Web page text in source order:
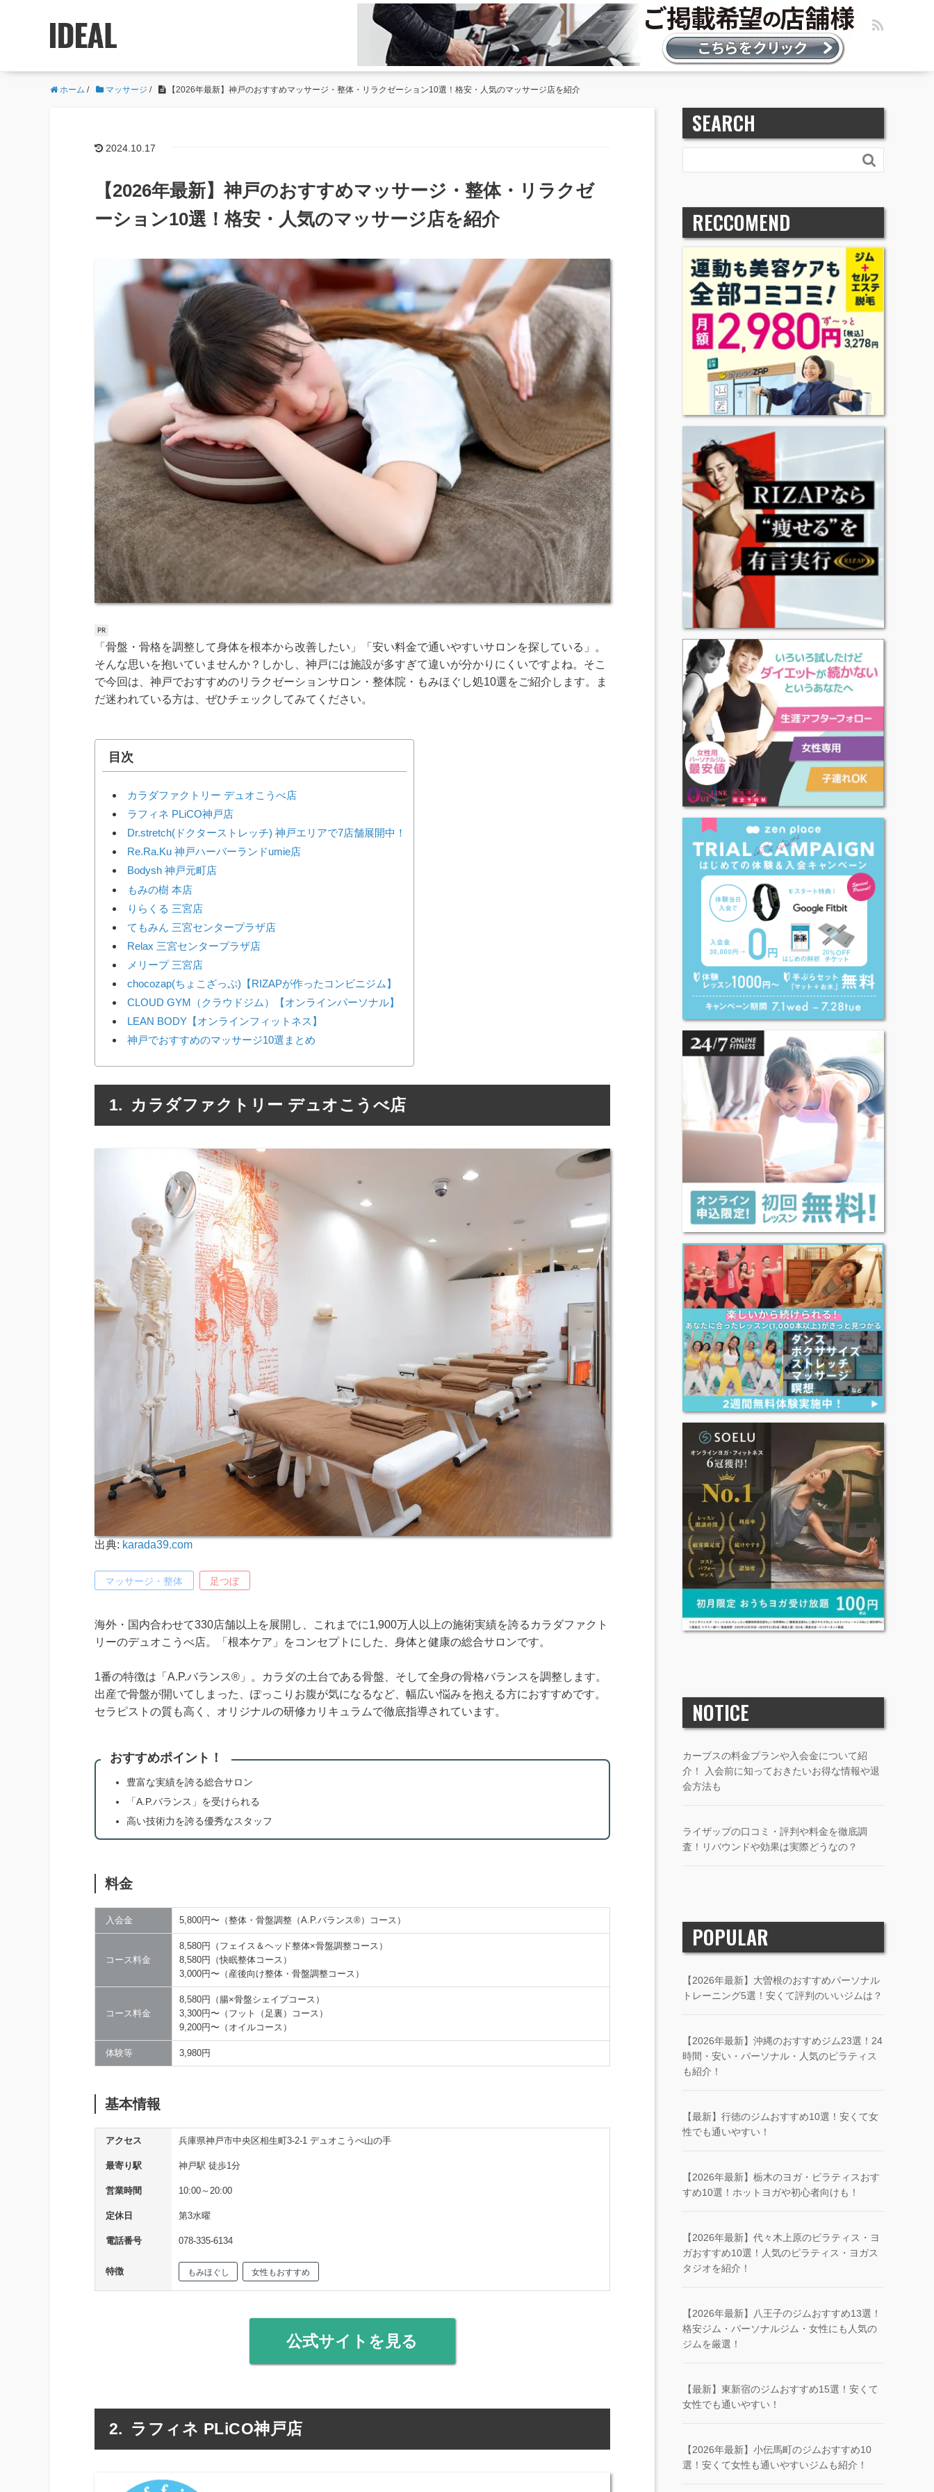
ホーム / マッサージ / 【2026年最新】神戸のおすすめマッサージ・整体・リラクゼーション10選！格安・人気のマッサージ店を紹介
2024.10.17
【2026年最新】神戸のおすすめマッサージ・整体・リラクゼ
ーション10選！格安・人気のマッサージ店を紹介
「骨盤・骨格を調整して身体を根本から改善したい」「安い料金で通いやすいサロンを探している」。
そんな思いを抱いていませんか？しかし、神戸には施設が多すぎて違いが分かりにくいですよね。そこ
で今回は、神戸でおすすめのリラクゼーションサロン・整体院・もみほぐし処10選をご紹介します。ま
だ迷われている方は、ぜひチェックしてみてください。
目次
カラダファクトリー デュオこうべ店
ラフィネ PLiCO神戸店
Dr.stretch(ドクターストレッチ) 神戸エリアで7店舗展開中！
Re.Ra.Ku 神戸ハーバーランドumie店
Bodysh 神戸元町店
もみの樹 本店
りらくる 三宮店
てもみん 三宮センタープラザ店
Relax 三宮センタープラザ店
メリープ 三宮店
chocozap(ちょこざっぷ)【RIZAPが作ったコンビニジム】
CLOUD GYM（クラウドジム）【オンラインパーソナル】
LEAN BODY【オンラインフィットネス】
神戸でおすすめのマッサージ10選まとめ
カラダファクトリー デュオこうべ店
出典: karada39.com
マッサージ・整体 足つぼ
海外・国内合わせて330店舗以上を展開し、これまでに1,900万人以上の施術実績を誇るカラダファクト
リーのデュオこうべ店。「根本ケア」をコンセプトにした、身体と健康の総合サロンです。
1番の特徴は「A.P.バランス®」。カラダの土台である骨盤、そして全身の骨格バランスを調整します。
出産で骨盤が開いてしまった、ぽっこりお腹が気になるなど、幅広い悩みを抱える方におすすめです。
セラピストの質も高く、オリジナルの研修カリキュラムで徹底指導されています。
おすすめポイント！
豊富な実績を誇る総合サロン
「A.P.バランス」を受けられる
高い技術力を誇る優秀なスタッフ
料金
入会金 5,800円〜（整体・骨盤調整（A.P.バランス®）コース）
コース料金
8,580円（フェイス＆ヘッド整体×骨盤調整コース）
8,580円（快眠整体コース）
3,000円〜（産後向け整体・骨盤調整コース）
コース料金
8,580円（腸×骨盤シェイプコース）
3,300円〜（フット（足裏）コース）
9,200円〜（オイルコース）
体験等 3,980円
基本情報
アクセス 兵庫県神戸市中央区相生町3-2-1 デュオこうべ山の手
最寄り駅 神戸駅 徒歩1分
営業時間 10:00～20:00
定休日 第3水曜
電話番号 078-335-6134
特徴 もみほぐし 女性もおすすめ
公式サイトを見る
ラフィネ PLiCO神戸店
SEARCH

RECCOMEND
NOTICE
カーブスの料金プランや入会金について紹
介！ 入会前に知っておきたいお得な情報や退
会方法も
ライザップの口コミ・評判や料金を徹底調
査！リバウンドや効果は実際どうなの？
POPULAR
【2026年最新】大曽根のおすすめパーソナル
トレーニング5選！安くて評判のいいジムは？
【2026年最新】沖縄のおすすめジム23選！24
時間・安い・パーソナル・人気のピラティス
も紹介！
【最新】行徳のジムおすすめ10選！安くて女
性でも通いやすい！
【2026年最新】栃木のヨガ・ピラティスおす
すめ10選！ホットヨガや初心者向けも！
【2026年最新】代々木上原のピラティス・ヨ
ガおすすめ10選！人気のピラティス・ヨガス
タジオを紹介！
【2026年最新】八王子のジムおすすめ13選！
格安ジム・パーソナルジム・女性にも人気の
ジムを厳選！
【最新】東新宿のジムおすすめ15選！安くて
女性でも通いやすい！
【2026年最新】小伝馬町のジムおすすめ10
選！安くて女性も通いやすいジムも紹介！